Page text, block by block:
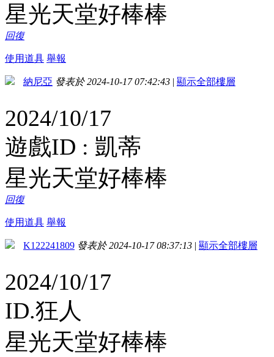
星光天堂好棒棒
回復
使用道具 舉報
納尼亞 發表於 2024-10-17 07:42:43 | 顯示全部樓層
2024/10/17
遊戲ID : 凱蒂
星光天堂好棒棒
回復
使用道具 舉報
K122241809 發表於 2024-10-17 08:37:13 | 顯示全部樓層
2024/10/17
ID.狂人
星光天堂好棒棒